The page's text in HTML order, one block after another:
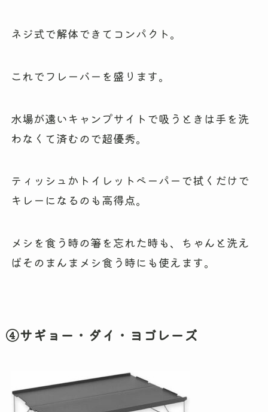
ネジ式で解体できてコンパクト。
これでフレーバーを盛ります。
水場が遠いキャンプサイトで吸うときは手を洗
わなくて済むので超優秀。
ティッシュかトイレットペーパーで拭くだけで
キレーになるのも高得点。
メシを食う時の箸を忘れた時も、ちゃんと洗え
ばそのまんまメシ食う時にも使えます。
④サギョー・ダイ・ヨゴレーズ